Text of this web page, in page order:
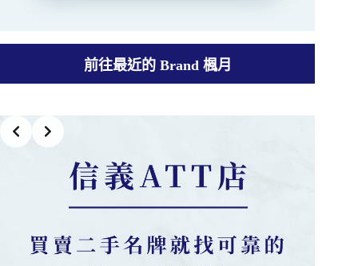
前往最近的 Brand 楓月